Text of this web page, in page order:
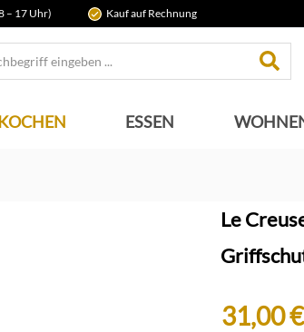
– 17 Uhr) Kauf auf Rechnung
ESSEN
Le
31,00